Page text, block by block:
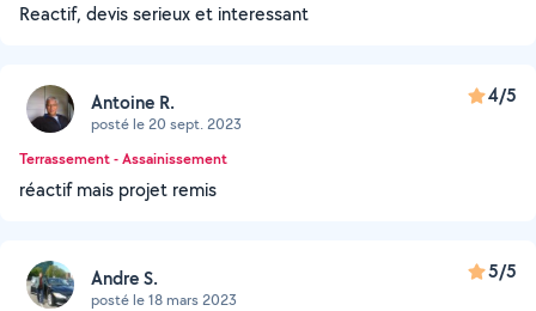
Reactif, devis serieux et interessant
Antoine R.
posté le 20 sept. 2023
4/5
Terrassement - Assainissement
réactif mais projet remis
Andre S.
posté le 18 mars 2023
5/5